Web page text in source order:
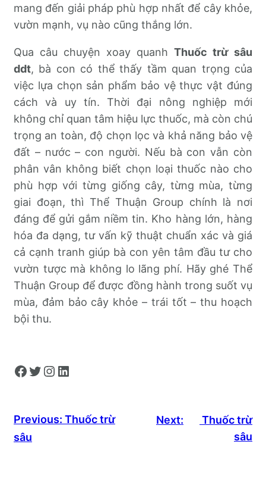
mang đến giải pháp phù hợp nhất để cây khỏe,
vườn mạnh, vụ nào cũng thắng lớn.
Qua câu chuyện xoay quanh Thuốc trừ sâu
ddt, bà con có thể thấy tầm quan trọng của
việc lựa chọn sản phẩm bảo vệ thực vật đúng
cách và uy tín. Thời đại nông nghiệp mới
không chỉ quan tâm hiệu lực thuốc, mà còn chú
trọng an toàn, độ chọn lọc và khả năng bảo vệ
đất – nước – con người. Nếu bà con vẫn còn
phân vân không biết chọn loại thuốc nào cho
phù hợp với từng giống cây, từng mùa, từng
giai đoạn, thì Thể Thuận Group chính là nơi
đáng để gửi gắm niềm tin. Kho hàng lớn, hàng
hóa đa dạng, tư vấn kỹ thuật chuẩn xác và giá
cả cạnh tranh giúp bà con yên tâm đầu tư cho
vườn tược mà không lo lãng phí. Hãy ghé Thể
Thuận Group để được đồng hành trong suốt vụ
mùa, đảm bảo cây khỏe – trái tốt – thu hoạch
bội thu.
Facebook Twitter Instagram LinkedIn
Previous: Thuốc trừ
sâu
Next:
Thuốc trừ
sâu